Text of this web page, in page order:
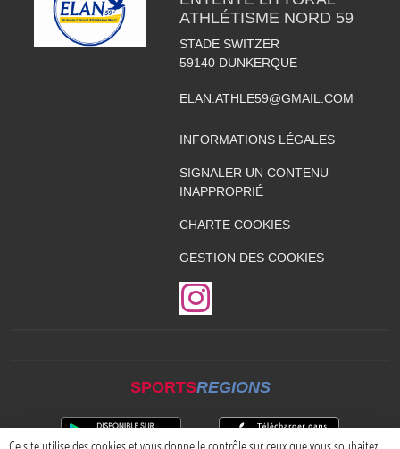
ATHLÉTISME NORD 59
STADE SWITZER
59140 DUNKERQUE
ELAN.ATHLE59@GMAIL.COM
INFORMATIONS LÉGALES
SIGNALER UN CONTENU
INAPPROPRIÉ
CHARTE COOKIES
GESTION DES COOKIES
SPORTSREGIONS